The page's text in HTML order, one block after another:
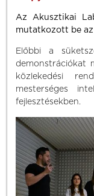
Az Akusztikai
mutatkozott be
Előbbi a
demonstrációkat
közlekedési
mesterséges
fejlesztésekben.